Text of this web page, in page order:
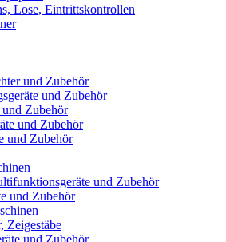
Lose, Eintrittskontrollen
und Zubehör
und Zubehör
Zubehör
und Zubehör
und Zubehör
und Zubehör
und Zubehör
Zeigestäbe